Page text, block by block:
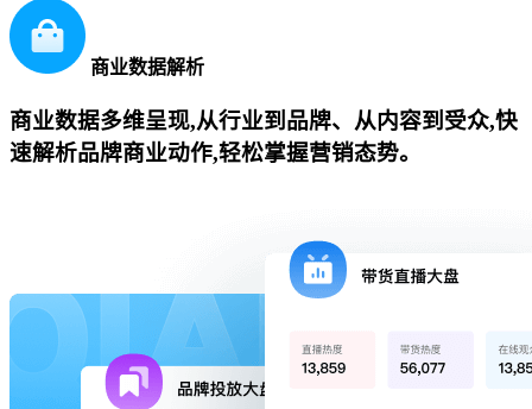
商业数据解析
商业数据多维呈现,从行业到品牌、从内容到受众,快
速解析品牌商业动作,轻松掌握营销态势。